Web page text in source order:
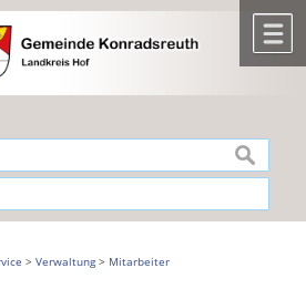
Startseitespringen.
suchen
> Verwaltung> Mitarbeiter